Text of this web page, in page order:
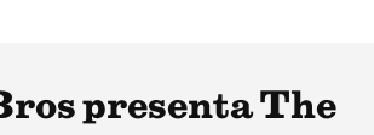
presenta The